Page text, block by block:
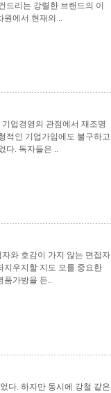
드리는 강렬한 브랜드의 이
원에서 현재의 ..
업경영의 관점에서 재조명
적인 기업가임에도 불구하고
다. 독자들은 ..
와 호감이 가지 않는 면접자
지우지할 지도 모를 중요한
품가방을 든..
다. 하지만 동시에 강철 같은